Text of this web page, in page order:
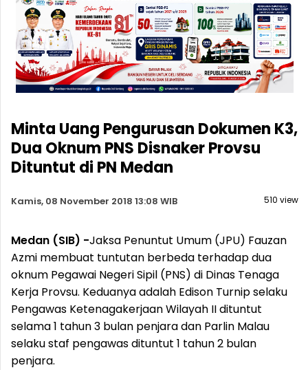
Minta Uang Pengurusan Dokumen K3,
Dua Oknum PNS Disnaker Provsu
Dituntut di PN Medan
Kamis, 08 November 2018 13:08 WIB 510 view
Medan (SIB) -Jaksa Penuntut Umum (JPU) Fauzan
Azmi membuat tuntutan berbeda terhadap dua
oknum Pegawai Negeri Sipil (PNS) di Dinas Tenaga
Kerja Provsu. Keduanya adalah Edison Turnip selaku
Pengawas Ketenagakerjaan Wilayah II dituntut
selama 1 tahun 3 bulan penjara dan Parlin Malau
selaku staf pengawas dituntut 1 tahun 2 bulan
penjara.